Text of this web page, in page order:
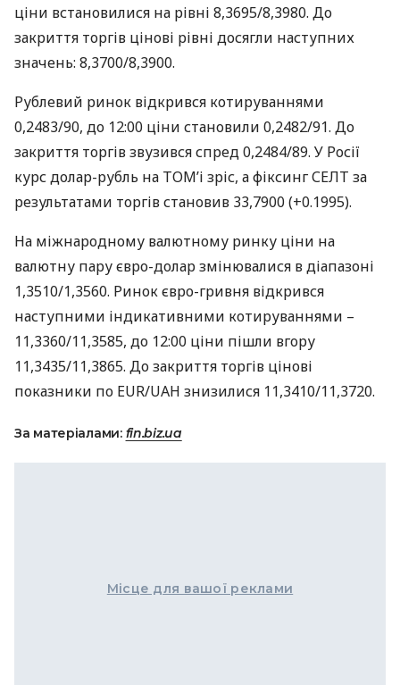
ціни встановилися на рівні 8,3695/8,3980. До
закриття торгів цінові рівні досягли наступних
значень: 8,3700/8,3900.
Рублевий ринок відкрився котируваннями
0,2483/90, до 12:00 ціни становили 0,2482/91. До
закриття торгів звузився спред 0,2484/89. У Росії
курс долар-рубль на ТОМ’і зріс, а фіксингСЕЛТ за
результатами торгів становив 33,7900 (+0.1995).
На міжнародному валютному ринку ціни на
валютну пару євро-долар змінювалися в діапазоні
1,3510/1,3560. Ринок євро-гривня відкрився
наступними індикативними котируваннями –
11,3360/11,3585, до 12:00 ціни пішли вгору
11,3435/11,3865. До закриття торгів цінові
показники по EUR/UAH знизилися 11,3410/11,3720.
За матеріалами: fin.biz.ua
Місце для вашої реклами